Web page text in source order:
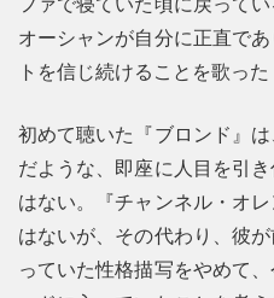
オーシャンが自分に正直で
トを信じ続けることを歌った
初めて聴いた『ブロンド』
だような、即座に人目を引
はない。『チャンネル・オ
はないが、その代わり、彼
っていた性格描写をやめて